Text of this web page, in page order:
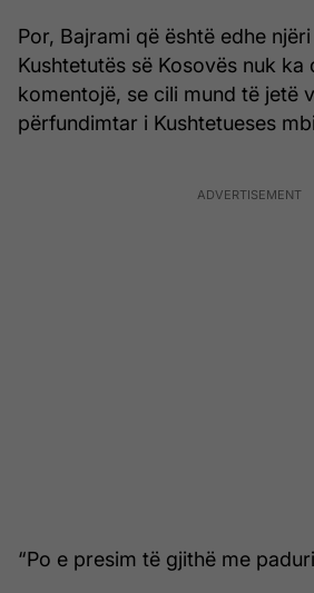
Por, Bajrami që është edhe
Kushtetutës së Kosovës nuk ka
komentojë, se cili mund të jetë
përfundimtar i Kushtetueses
“Po e presim të gjithë me